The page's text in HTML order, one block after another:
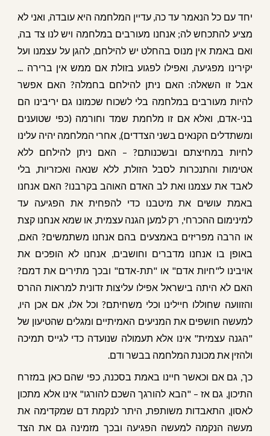
יחד עם כל הנאמר עד כה, עדיין המלחמה היא עובדה, ואני לא
מציע להתכחש לה; אנחנו מעורבים במלחמה ויש לנו צד בה,
ואם באמת אין מנוס בהחלט יש להילחם, להגן על עצמנו ועל
יקירינו מפגיעה, ואפילו לפגוע בזולת אם ממש אין ברירה ...
אבל זו השאלה: האם ניתן להילחם בחמלה? האם אפשר
להיות מעורבים במלחמה בלי לשכוח שכמונו גם יריבינו הם
בני-אדם, ואלא אם זו מלחמת שמד וחורמה (כפי שטוענים
ומשתדלים הקנאים בשני הצדדים), אחרי המלחמה יהיה עלינו
לחיות במחיצתם ובשכנותם? – האם ניתן להילחם ללא
אטימות והתנכרות לסבל הזולת, ללא שנאה ואכזריות, בלי
לאבד את עצמנו ואת לב האדם האוהב בקרבנו? האם אנחנו
באמת עושים את מיטבנו כדי להפחית את הפגיעה עד
למינימום ההכרחי, רק למען הגנה עצמית, או שמא אנחנו קצת
או הרבה מפריזים באמצעים בהם אנחנו משתמשים? האם,
באופן בו אנחנו מדברים וחושבים, אנחנו לא הופכים את
אויבינו ל"חיות אדם" או "תת-אדם" ובכך מתירים את דמם?
האם לא היתה בישראל אפילו עליצות זדונית למראות ההרס
והזוועה שחוללו חיילינו וכלי משחיתם? וכל אלו, אם אכן היו,
למעשה חושפים את המניעים האמיתיים ומגלים שהטיעון של
"הגנה עצמית" אינו אלא תעמולה שנועדה כדי לגייס תמיכה
ולהזין את מכונת המלחמה בבשר ודם.
כך, גם אם וכאשר חיינו באמת בסכנה, כפי שהם כאן במזרח
התיכון, גם אז – "הבא להורגך השכם להורגו" אינו אלא מתכון
לאסון, התאבדות משותפת, היתר לנקמת דם שמקדימה את
מעשה הנקמה למעשה הפגיעה ובכך מזמינה גם את הצד